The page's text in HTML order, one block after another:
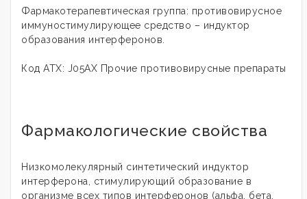
Фармакотерапевтическая группа: противовирусное
иммуностимулирующее средство – индуктор
образования интерферонов.
Код АТХ: J05АХ Прочие противовирусные препараты
Фармакологические свойства
Низкомолекулярный синтетический индуктор
интерферона, стимулирующий образование в
организме всех типов интерферонов (альфа, бета,